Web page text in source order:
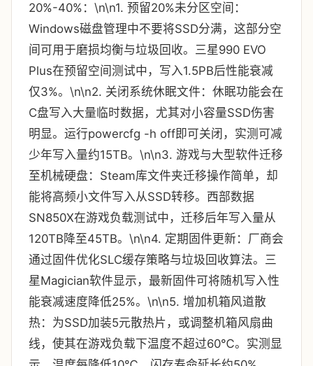
20%-40%：\n\n1. 预留20%未分区空间：
Windows磁盘管理中不要将SSD分满，这部分空
间可用于磨损均衡与垃圾回收。三星990 EVO
Plus在预留空间测试中，写入1.5PB后性能衰减
仅3%。\n\n2. 关闭系统休眠文件：休眠功能会在
C盘写入大量临时数据，尤其对小容量SSD伤害
明显。运行powercfg -h off即可关闭，实测可减
少年写入量约15TB。\n\n3. 游戏与大型软件迁移
至机械硬盘：Steam库文件夹迁移操作简单，却
能将高频小文件写入从SSD转移。西部数据
SN850X在游戏负载测试中，迁移后年写入量从
120TB降至45TB。\n\n4. 定期固件更新：厂商会
通过固件优化SLC缓存策略与垃圾回收算法。三
星Magician软件显示，最新固件可将随机写入性
能衰减速度降低25%。\n\n5. 增加机箱风道散
热：为SSD加装5元散热片，或调整机箱风扇曲
线，使其在游戏负载下温度不超过60℃。实测显